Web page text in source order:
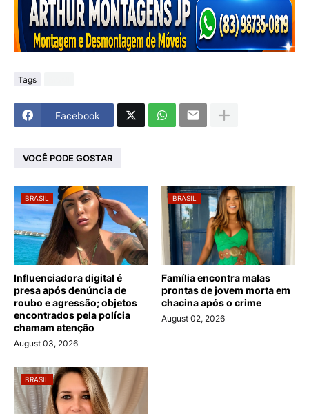
Tags
Facebook
VOCÊ PODE GOSTAR
BRASIL
Influenciadora digital é
presa após denúncia de
roubo e agressão; objetos
encontrados pela polícia
chamam atenção
August 03, 2026
BRASIL
Família encontra malas
prontas de jovem morta em
chacina após o crime
August 02, 2026
BRASIL